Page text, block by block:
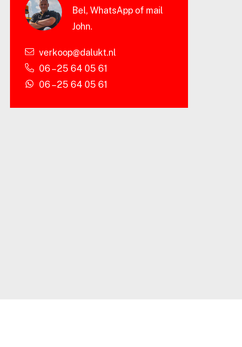
Bel, WhatsApp of mail
John.
verkoop@dalukt.nl
06 – 25 64 05 61
06 – 25 64 05 61